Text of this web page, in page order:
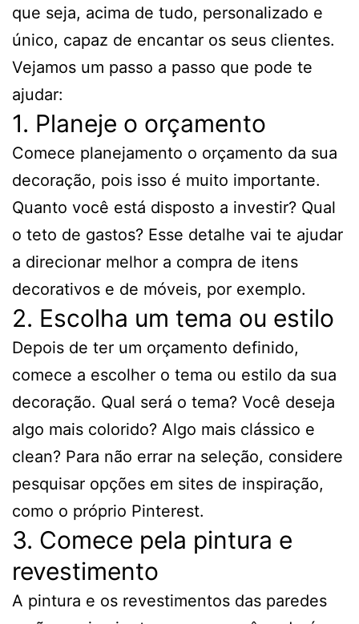
que seja, acima de tudo, personalizado e
único, capaz de encantar os seus clientes.
Vejamos um passo a passo que pode te
ajudar:
1. Planeje o orçamento
Comece planejamento o orçamento da sua
decoração, pois isso é muito importante.
Quanto você está disposto a investir? Qual
o teto de gastos? Esse detalhe vai te ajudar
a direcionar melhor a compra de itens
decorativos e de móveis, por exemplo.
2. Escolha um tema ou estilo
Depois de ter um orçamento definido,
comece a escolher o tema ou estilo da sua
decoração. Qual será o tema? Você deseja
algo mais colorido? Algo mais clássico e
clean? Para não errar na seleção, considere
pesquisar opções em sites de inspiração,
como o próprio Pinterest.
3. Comece pela pintura e
revestimento
A pintura e os revestimentos das paredes